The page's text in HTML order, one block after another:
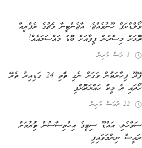
ވޯލްޑް ކަޕް ހޫނުވެއްޖެ: އާޖެންޓީނާ މެޗުގެ ރެފްރީއާ
ދެކޮޅަށް މިސްރުން ފީފާއަށް ބޮޑު މައްސަލައެއް!
1 މަސް ކުރިން
ފޭދޫ ފިހާރައަކުން ވަގަށް ނެގި ތަކެތި 24 ގަޑިއިރު ތެރޭ
ހޯދައި ދެ މީހަކު ހައްޔަރުކޮށްފި
22 ދުވަސް ކުރިން
ސަވާހެލި، އައްޑޫ ސިޓީގެ އިހްތިސާސުން ވަކިކުރުމަށް
ރައީސް ނިންމަވައިފި